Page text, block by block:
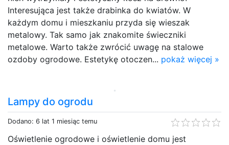
Interesująca jest także drabinka do kwiatów. W
każdym domu i mieszkaniu przyda się wieszak
metalowy. Tak samo jak znakomite świeczniki
metalowe. Warto także zwrócić uwagę na stalowe
ozdoby ogrodowe. Estetykę otoczen... pokaż więcej »
Lampy do ogrodu
Dodano: 6 lat 1 miesiąc temu
Oświetlenie ogrodowe i oświetlenie domu jest